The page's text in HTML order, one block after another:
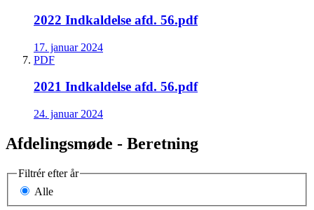
2022 Indkaldelse afd. 56.pdf
17. januar 2024
PDF
2021 Indkaldelse afd. 56.pdf
24. januar 2024
Afdelingsmøde - Beretning
Filtrér efter år
Alle